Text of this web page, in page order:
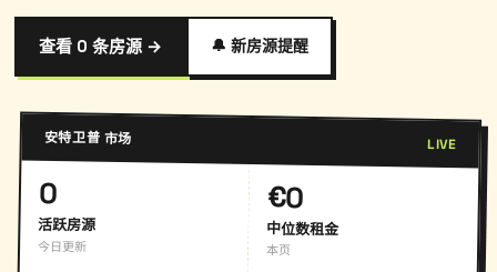
查看 0 条房源 → 🔔 新房源提醒
安特卫普 市场 LIVE
0
活跃房源
今日更新
€0
中位数租金
本页